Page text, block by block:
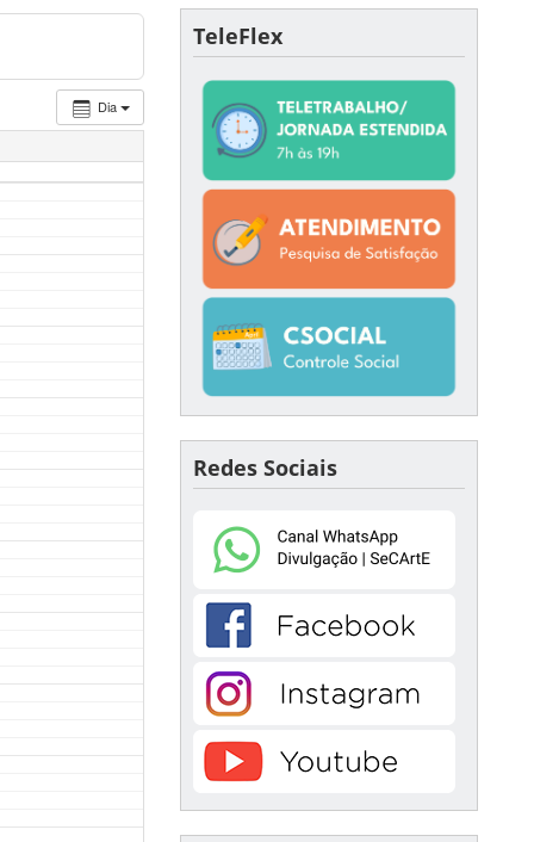
Dia
TeleFlex
Redes Sociais